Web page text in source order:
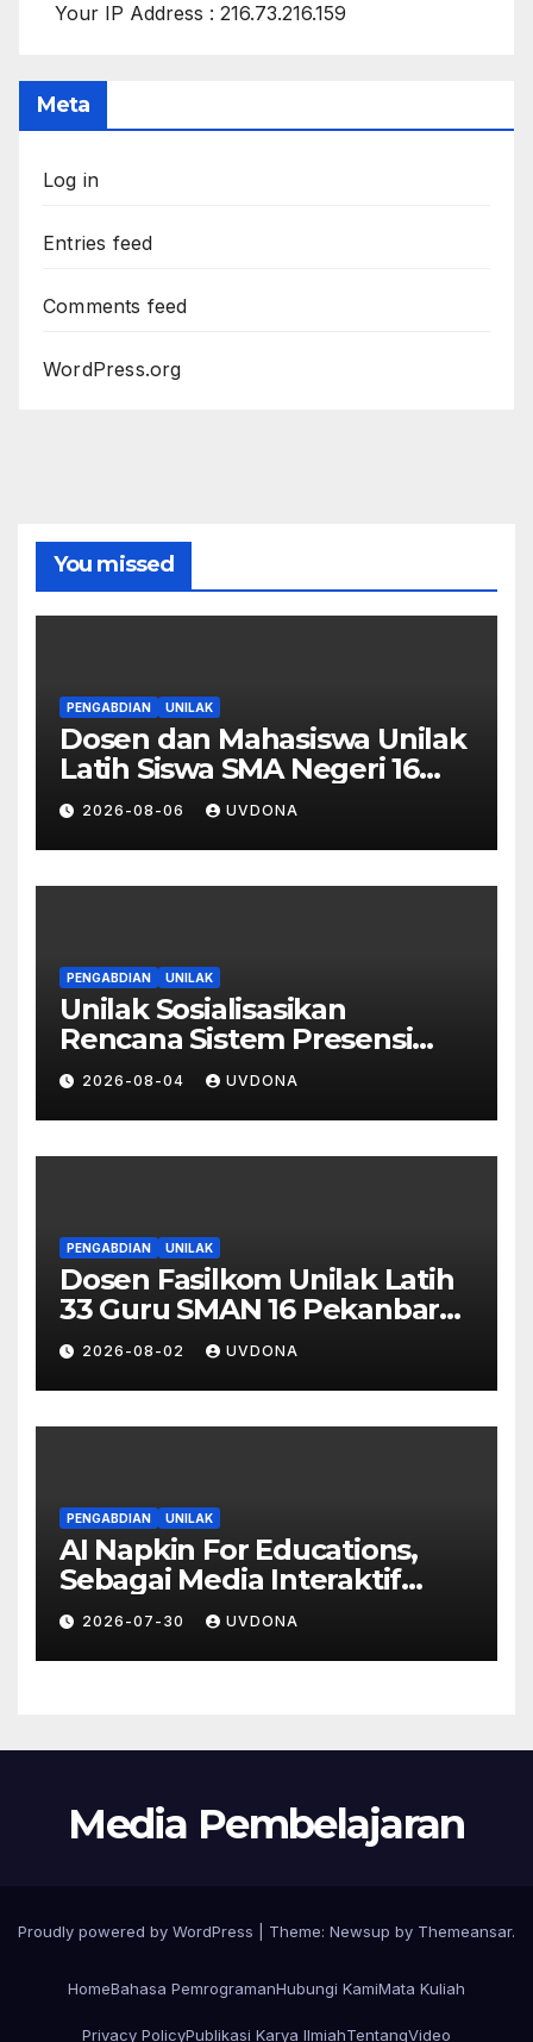
Your IP Address : 216.73.216.159
Meta
Log in
Entries feed
Comments feed
WordPress.org
You missed
PENGABDIAN UNILAK
Dosen dan Mahasiswa Unilak
Latih Siswa SMA Negeri 16
Pekanbaru Kelola Bisnis
Digital Lewat Affiliate
Marketing dan Aplikasi MOVA
2026-08-06 UVDONA
PENGABDIAN UNILAK
Unilak Sosialisasikan
Rencana Sistem Presensi
Digital Berbasis Pengenalan
Wajah di SMA Negeri 1
Kateman
2026-08-04 UVDONA
PENGABDIAN UNILAK
Dosen Fasilkom Unilak Latih
33 Guru SMAN 16 Pekanbaru
Gelar Ujian Digital Berbasis
Kecerdasan Buatan
2026-08-02 UVDONA
PENGABDIAN UNILAK
AI Napkin For Educations,
Sebagai Media Interaktif
Peningkatkan Partisipasi dan
Stimulus Pembelajaran Siswa
2026-07-30 UVDONA
Media Pembelajaran
Proudly powered by WordPress Theme: Newsup by Themeansar.
HomeBahasa PemrogramanHubungi KamiMata Kuliah
Privacy PolicyPublikasi Karya IlmiahTentangVideo